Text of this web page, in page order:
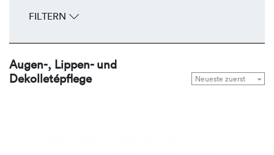
durchfeuchten, glätten und straffen die zarten
FILTERN
Augen-, Lippen- und
Dekolletépflege